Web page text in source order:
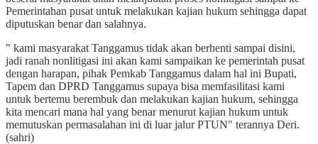
Pemerintahan pusat untuk melakukan kajian hukum sehingga dapat
diputuskan benar dan salahnya.
" kami masyarakat Tanggamus tidak akan berhenti sampai disini,
jadi ranah nonlitigasi ini akan kami sampaikan ke pemerintah pusat
dengan harapan, pihak Pemkab Tanggamus dalam hal ini Bupati,
Tapem dan DPRD Tanggamus supaya bisa memfasilitasi kami
untuk bertemu berembuk dan melakukan kajian hukum, sehingga
kita mencari mana hal yang benar menurut kajian hukum untuk
memutuskan permasalahan ini di luar jalur PTUN" terannya Deri.
(sahri)